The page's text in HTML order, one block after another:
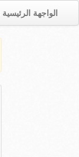
الواجهة الرئيسية